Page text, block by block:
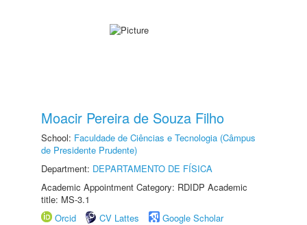
Moacir Pereira de Souza Filho
School: Faculdade de Ciências e Tecnologia (Câmpus
de Presidente Prudente)
Department: DEPARTAMENTO DE FÍSICA
Academic Appointment Category: RDIDP Academic
title: MS-3.1
Orcid
CV Lattes
Google Scholar